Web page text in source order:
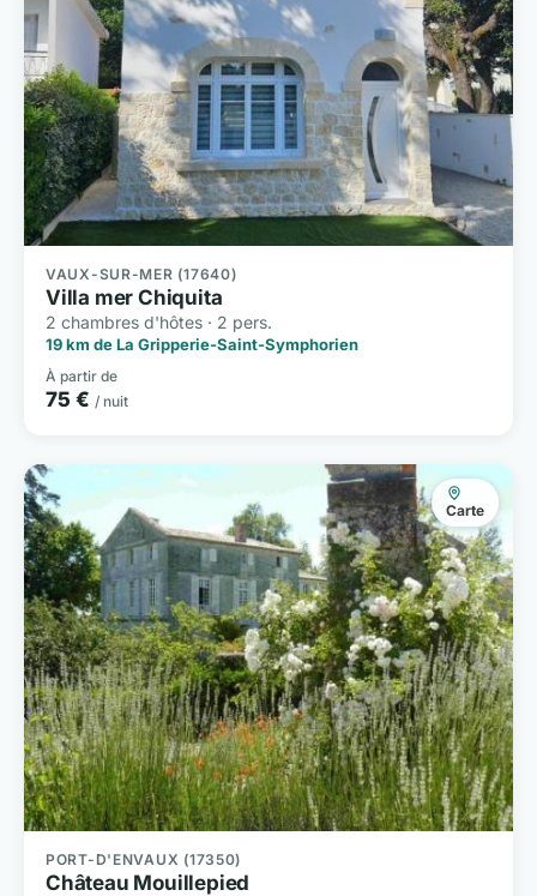
VAUX-SUR-MER (17640)
Villa mer Chiquita
2 chambres d'hôtes · 2 pers.
19 km de La Gripperie-Saint-Symphorien
À partir de
75 € / nuit
Carte
PORT-D'ENVAUX (17350)
Château Mouillepied